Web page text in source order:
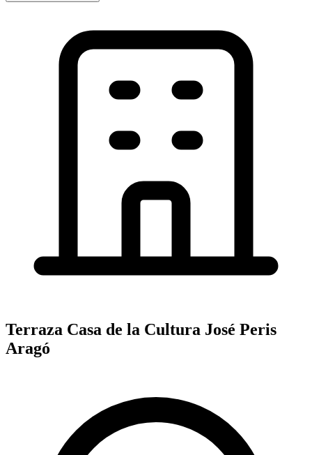
Terraza Casa de la Cultura José Peris
Aragó